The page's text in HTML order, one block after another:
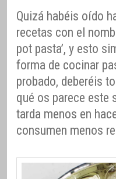
Quizá habéis oído
recetas con el
pot pasta’, y esto
forma de cocinar
probado, deberéis
qué os parece este
tarda menos en
consumen menos